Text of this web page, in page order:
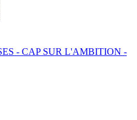
- CAP SUR L'AMBITION -